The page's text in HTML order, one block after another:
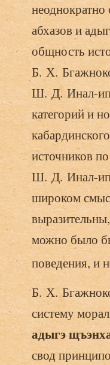
неоднократно
абхазов и
общность
Б. Х.
Ш. Д. Инал-
категорий и
источников
Ш. Д. Инал-ипа
широком
можно было
поведения, и
Б. Х.
систему
адыгэ
свод